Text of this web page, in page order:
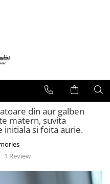
din aur galben
matern, suvita
initiala si foita aurie.
1 Review